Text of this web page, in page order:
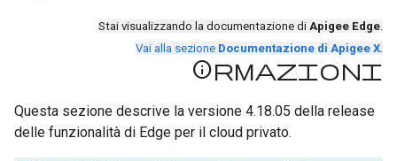
Stai visualizzando la documentazione di Apigee Edge.
Vai alla sezione Documentazione di Apigee X.
Informazioni
Questa sezione descrive la versione 4.18.05 della release
delle funzionalità di Edge per il cloud privato.